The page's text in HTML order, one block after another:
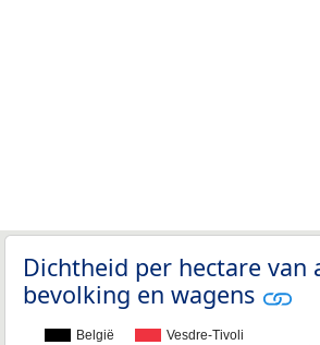
Dichtheid per hectare van
bevolking en wagens
België Vesdre-Tivoli